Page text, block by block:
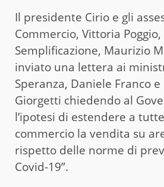
Il presidente Cirio e gli
Commercio, Vittoria Poggio,
Semplificazione, Maurizio
inviato una lettera ai
Speranza, Daniele Franco
Giorgetti chiedendo al
l’ipotesi di estendere a
commercio la vendita su
rispetto delle norme di
Covid-19”.